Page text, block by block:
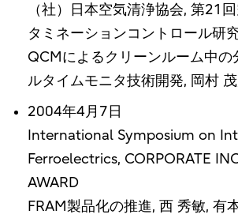
（社）日本空気清浄協会, 第21
タミネーションコントロール研
QCMによるクリーンルーム中の
ルタイムモニタ技術開発, 岡村
2004年4月7日
International Symposium on
Ferroelectrics, CORPORATE
AWARD
FRAM製品化の推進, 西 秀敏, 有